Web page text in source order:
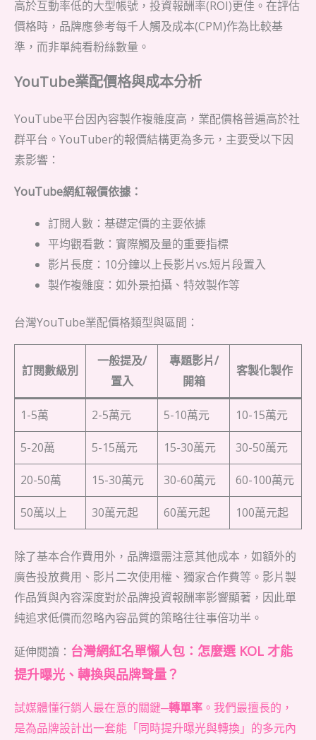
高於互動率低的大型帳號，投資報酬率(ROI)更佳。在評估
價格時，品牌應參考每千人觸及成本(CPM)作為比較基
準，而非單純看粉絲數量。
YouTube業配價格與成本分析
YouTube平台因內容製作複雜度高，業配價格普遍高於社
群平台。YouTuber的報價結構更為多元，主要受以下因
素影響：
YouTube網紅報價依據：
訂閱人數：基礎定價的主要依據
平均觀看數：實際觸及量的重要指標
影片長度：10分鐘以上長影片vs.短片段置入
製作複雜度：如外景拍攝、特效製作等
台灣YouTube業配價格類型與區間：
訂閱數級別
一般提及/
置入
專題影片/
開箱
客製化製作
1-5萬 2-5萬元 5-10萬元 10-15萬元
5-20萬 5-15萬元 15-30萬元 30-50萬元
20-50萬 15-30萬元 30-60萬元 60-100萬元
50萬以上 30萬元起 60萬元起 100萬元起
除了基本合作費用外，品牌還需注意其他成本，如額外的
廣告投放費用、影片二次使用權、獨家合作費等。影片製
作品質與內容深度對於品牌投資報酬率影響顯著，因此單
純追求低價而忽略內容品質的策略往往事倍功半。
延伸閱讀： 台灣網紅名單懶人包：怎麼選 KOL 才能
提升曝光、轉換與品牌聲量？
試媒體懂行銷人最在意的關鍵─轉單率 。我們最擅長的，
是為品牌設計出一套能「同時提升曝光與轉換」的多元內